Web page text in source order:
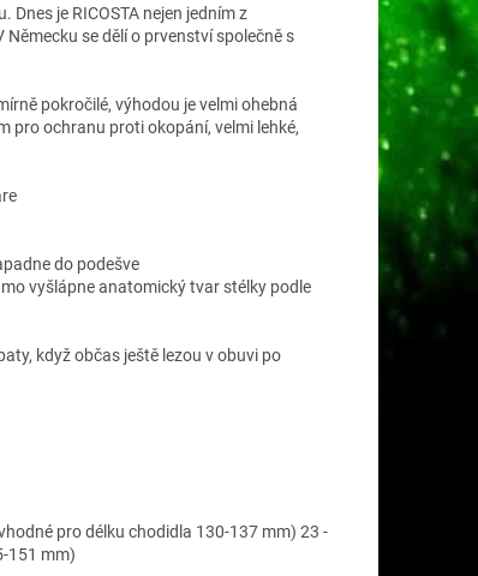
je RICOSTA nejen jedním z
se dělí o prvenství společně s
pokročilé, výhodou je velmi ohebná
pro ochranu proti okopání, velmi lehké,
do podešve
vyšlápne anatomický tvar stélky podle
když občas ještě lezou v obuvi po
pro délku chodidla 130-137 mm) 23 -
151 mm)